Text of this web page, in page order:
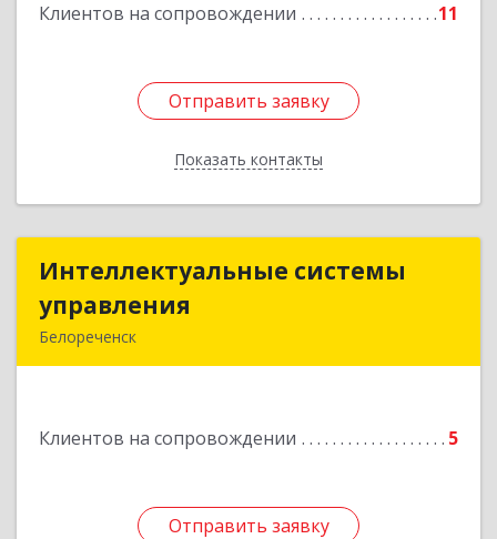
Клиентов на сопровождении 11
Отправить заявку
Показать контакты
Отправить заявку
Назад
Интеллектуальные системы
управления
Белореченск
Клиентов на сопровождении 5
Отправить заявку
Интеллектуальные системы
Подробнее
Отправить заявку